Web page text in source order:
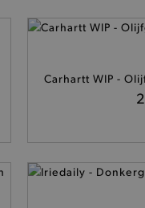
Carhartt WIP -